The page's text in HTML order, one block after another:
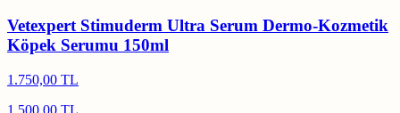
Vetexpert Stimuderm Ultra Serum Dermo-Kozmetik
Köpek Serumu 150ml
1.750,00 TL
1.500,00 TL